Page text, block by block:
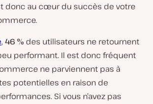
donc au cœur du succès de votre
, 46 % des utilisateurs ne retournent
performant. Il est donc fréquent
ne parviennent pas à
potentielles en raison de
Si vous n’avez pas